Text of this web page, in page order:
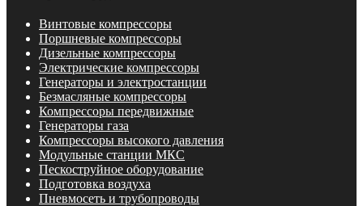
Винтовые компрессоры
Поршневые компрессоры
Дизельные компрессоры
Электрические компрессоры
Генераторы и электростанции
Безмасляные компрессоры
Компрессоры передвижные
Генераторы газа
Компрессоры высокого давления
Модульные станции МКС
Пескоструйное оборудование
Подготовка воздуха
Пневмосеть и трубопроводы